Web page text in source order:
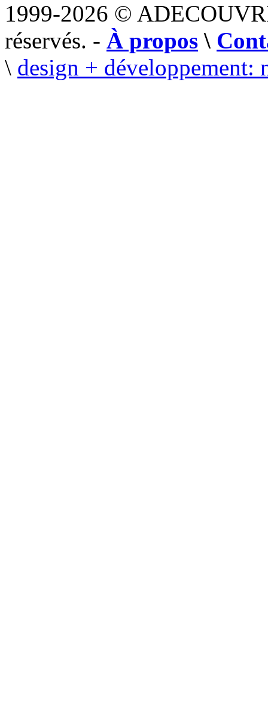
1999-2026 ©
réservés. - À propos \
\ design + développement: